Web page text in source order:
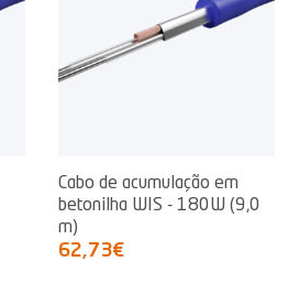
Cabo de acumulação em
betonilha WIS - 180W (9,0
m)
62,73€